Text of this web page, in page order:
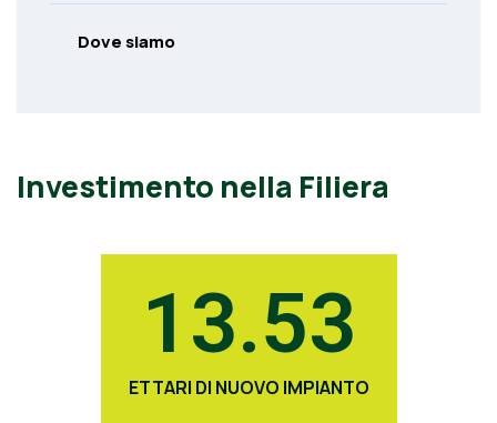
Dove siamo
Investimento nella Filiera
ETTARI DI NUOVO IMPIANTO
13.53